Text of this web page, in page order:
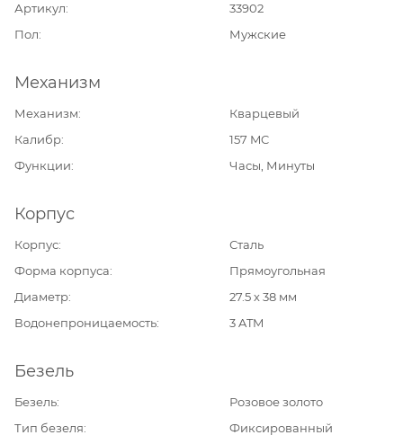
Артикул
33902
Пол
Мужские
Механизм
Механизм
Кварцевый
Калибр
157 MC
Функции
Часы, Минуты
Корпус
Корпус
Сталь
Форма корпуса
Прямоугольная
Диаметр
27.5 х 38 мм
Водонепроницаемость
3 ATM
Безель
Безель
Розовое золото
Тип безеля
Фиксированный